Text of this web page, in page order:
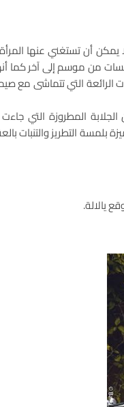
أن تستغني عنها
من موسم إلى آخر كما
الرائعة التي تتماشى مع
المطروزة التي
بلمسة التطريز والتنبات
يالالة.